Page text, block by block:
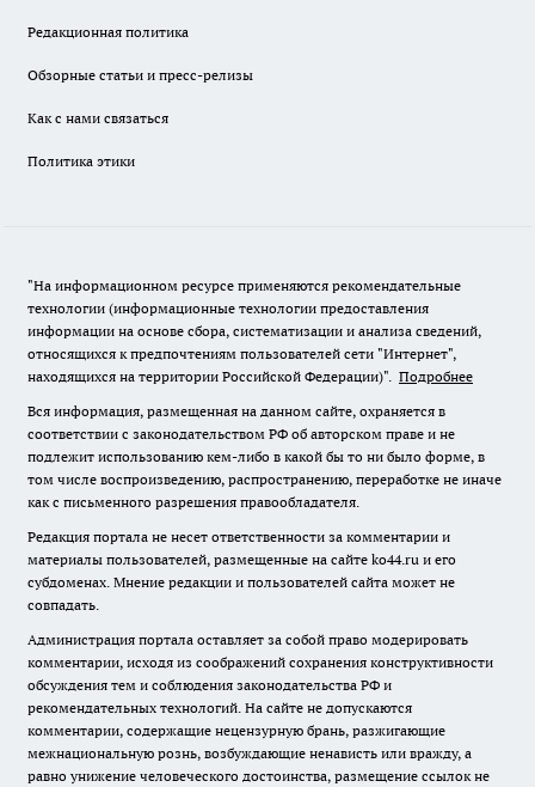
Редакционная политика
Обзорные статьи и пресс-релизы
Как с нами связаться
Политика этики
"На информационном ресурсе применяются рекомендательные
технологии (информационные технологии предоставления
информации на основе сбора, систематизации и анализа сведений,
относящихся к предпочтениям пользователей сети "Интернет",
находящихся на территории Российской Федерации)". Подробнее
Вся информация, размещенная на данном сайте, охраняется в
соответствии с законодательством РФ об авторском праве и не
подлежит использованию кем-либо в какой бы то ни было форме, в
том числе воспроизведению, распространению, переработке не иначе
как с письменного разрешения правообладателя.
Редакция портала не несет ответственности за комментарии и
материалы пользователей, размещенные на сайте ko44.ru и его
субдоменах. Мнение редакции и пользователей сайта может не
совпадать.
Администрация портала оставляет за собой право модерировать
комментарии, исходя из соображений сохранения конструктивности
обсуждения тем и соблюдения законодательства РФ и
рекомендательных технологий. На сайте не допускаются
комментарии, содержащие нецензурную брань, разжигающие
межнациональную рознь, возбуждающие ненависть или вражду, а
равно унижение человеческого достоинства, размещение ссылок не